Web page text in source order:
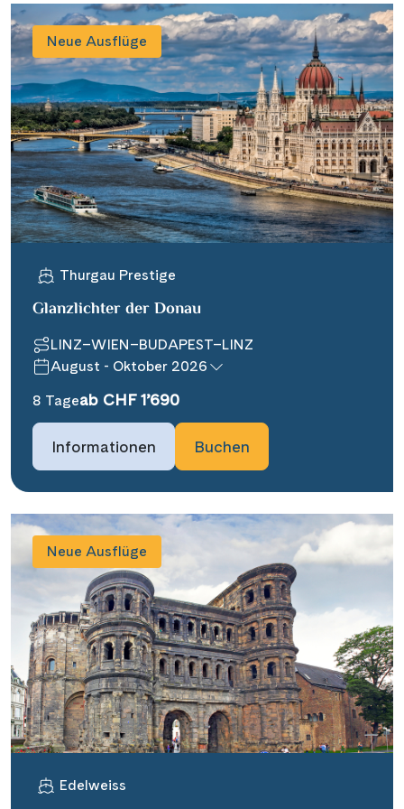
Neue Ausflüge
Thurgau Prestige
Glanzlichter der Donau
LINZ–WIEN–BUDAPEST–LINZ
August - Oktober 2026
8 Tageab CHF 1’690
Informationen Buchen
Neue Ausflüge
Edelweiss